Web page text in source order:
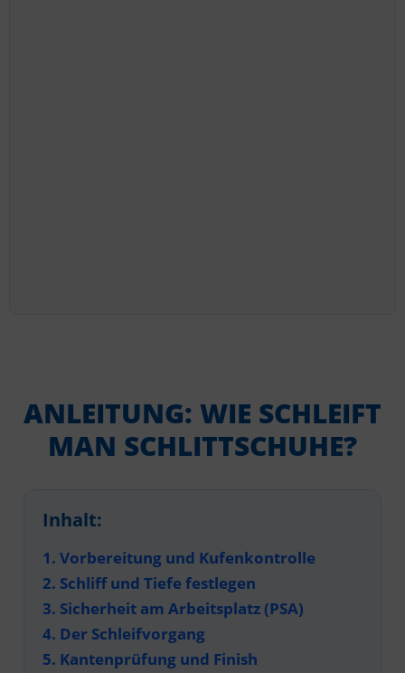
ANLEITUNG: WIE SCHLEIFT
MAN SCHLITTSCHUHE?
Inhalt:
1. Vorbereitung und Kufenkontrolle
2. Schliff und Tiefe festlegen
3. Sicherheit am Arbeitsplatz (PSA)
4. Der Schleifvorgang
5. Kantenprüfung und Finish